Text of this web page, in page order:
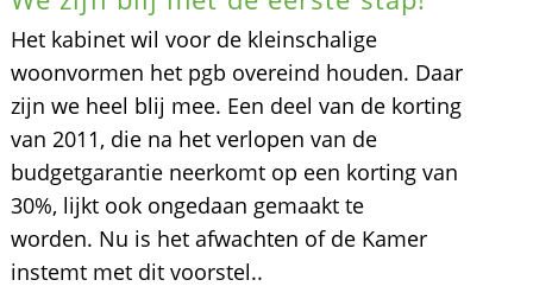
Het kabinet wil voor de kleinschalige
woonvormen het pgb overeind houden. Daar
zijn we heel blij mee. Een deel van de korting
van 2011, die na het verlopen van de
budgetgarantie neerkomt op een korting van
30%, lijkt ook ongedaan gemaakt te
worden. Nu is het afwachten of de Kamer
instemt met dit voorstel..